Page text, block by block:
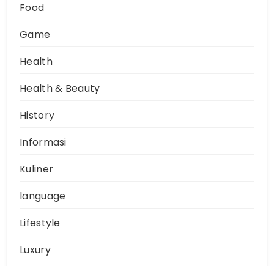
Food
Game
Health
Health & Beauty
History
Informasi
Kuliner
language
Lifestyle
Luxury